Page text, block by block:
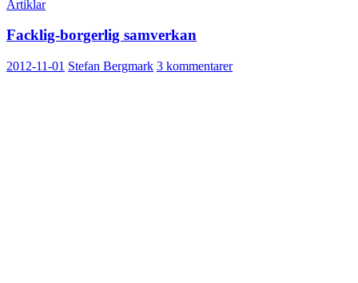
Artiklar
Facklig-borgerlig samverkan
2012-11-01 Stefan Bergmark 3 kommentarer